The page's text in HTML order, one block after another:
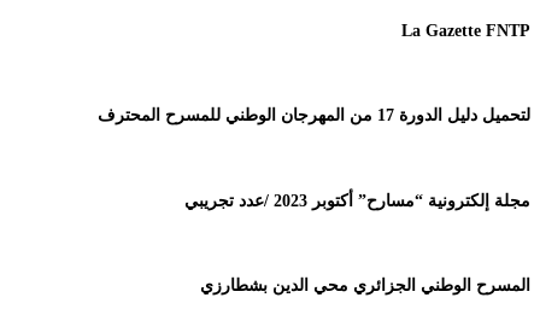
La Gazette FNTP
لتحميل دليل الدورة 17 من المهرجان الوطني للمسرح المحترف
مجلة إلكترونية “مسارح” أكتوبر 2023 /عدد تجريبي
المسرح الوطني الجزائري محي الدين بشطارزي